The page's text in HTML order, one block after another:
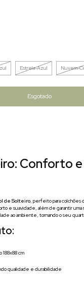
Estrela-Azul Nuvem-
Conforto e
de Solteiro, perfeito para colchões
e suavidade, além de garantir
ao ambiente, tornando o seu
188x88 cm
qualidade e durabilidade